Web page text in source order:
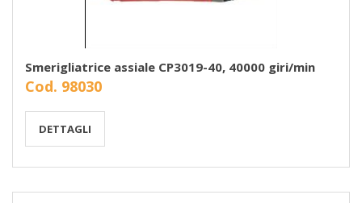
Smerigliatrice assiale CP3019-40, 40000 giri/min
Cod. 98030
DETTAGLI